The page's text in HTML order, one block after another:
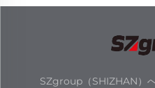
SZgroup（SHIZHAN）